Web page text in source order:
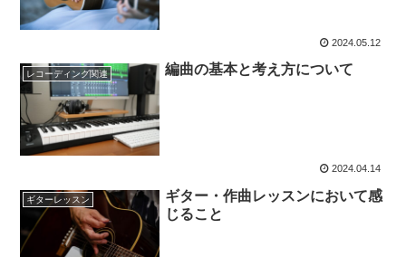
2024.05.12
レコーディング関連 編曲の基本と考え方について
2024.04.14
ギターレッスン
ギター・作曲レッスンにおいて感
じること